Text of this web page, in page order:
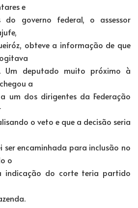
e
do governo federal, o assessor
obteve a informação de que
Um deputado muito próximo à
a
um dos dirigentes da Federação
o veto e que a decisão seria
ser encaminhada para inclusão no
o
indicação do corte teria partido